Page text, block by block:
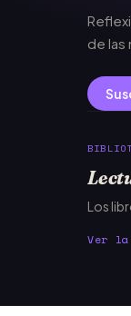
de las
Los
Ver